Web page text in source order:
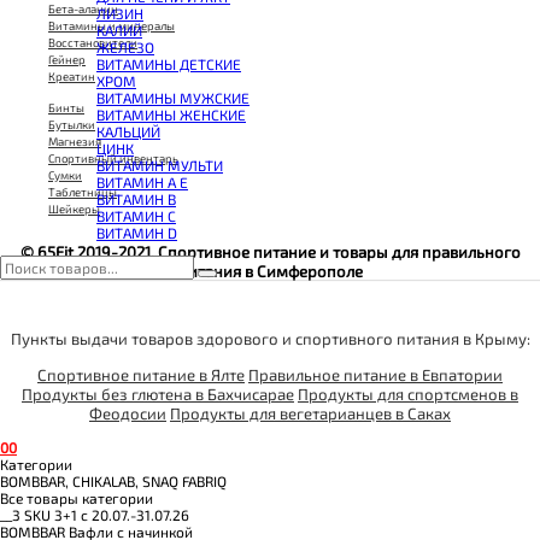
КРЕАТИН
ПОЛЕЗНЫЕ ЖИРЫ
ПРОТЕИН
ПРОТЕИНОВОЕ ПЕЧЕНЬЕ
ПРОТЕИНОВЫЕ БАТОНЧИКИ
ПРОТЕИНОВЫЕ КАШИ
ТЕСТОБУСТЕРЫ
ЦИТРУЛЛИН МАЛАТ
ПРЕДТРЕНИРОВОЧНЫЕ КОМПЛЕКСЫ
ЭНЕРГЕТИКИ И ЖИРОСЖИГАТЕЛИ#
ЛИЗИН
КАЛИЙ
ЖЕЛЕЗО
ВИТАМИНЫ ДЕТСКИЕ
ХРОМ
ВИТАМИНЫ МУЖСКИЕ
ВИТАМИНЫ ЖЕНСКИЕ
КАЛЬЦИЙ
ЦИНК
ВИТАМИН МУЛЬТИ
ВИТАМИН A E
ВИТАМИН B
ВИТАМИН C
ВИТАМИН D
Бета-аланин
Витамины и минералы
Восстановители
Гейнер
Креатин
Бинты
Бутылки
Магнезия
Спортивный инвентарь
Сумки
Таблетницы
Шейкеры
© 65Fit 2019-2021. Спортивное питание и товары для правильного
питания в Симферополе
Пункты выдачи товаров здорового и спортивного питания в Крыму:
Спортивное питание в Ялте Правильное питание в Евпатории
Продукты без глютена в Бахчисарае Продукты для спортсменов в
Феодосии Продукты для вегетарианцев в Саках
00
Категории
BOMBBAR, CHIKALAB, SNAQ FABRIQ
Все товары категории
__3 SKU 3+1 с 20.07.-31.07.26
BOMBBAR Вафли с начинкой